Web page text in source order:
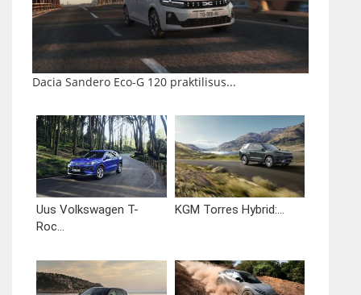
Dacia Sandero Eco-G 120 praktilisus...
Uus Volkswagen T-
Roc...
KGM Torres Hybrid:...